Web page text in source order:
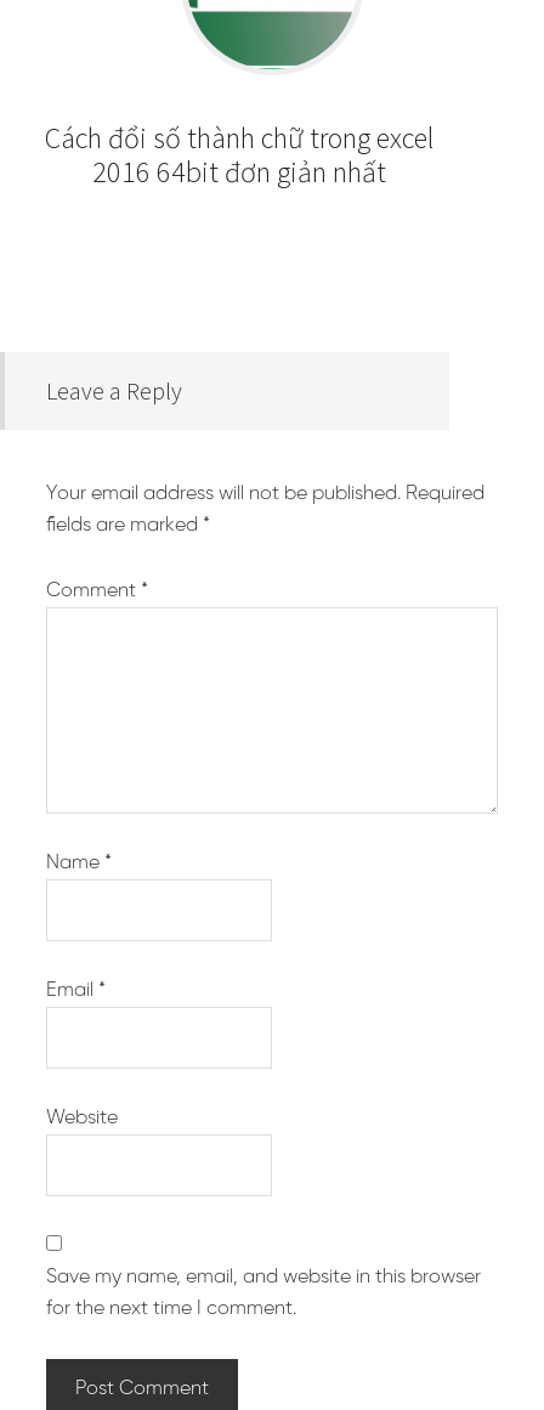
Cách đổi số thành chữ trong excel
2016 64bit đơn giản nhất
Leave a Reply
Your email address will not be published. Required
fields are marked *
Comment *
Name *
Email *
Website
Save my name, email, and website in this browser
for the next time I comment.